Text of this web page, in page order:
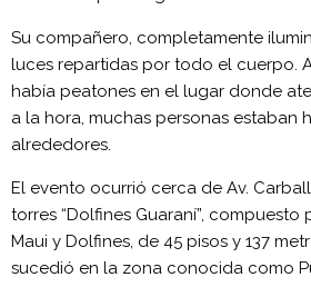
Su compañero, completamente
luces repartidas por todo el cuerpo.
había peatones en el lugar donde
a la hora, muchas personas estaban
alrededores.
El evento ocurrió cerca de Av.
torres “Dolfines Guaraní”,
Maui y Dolfines, de 45 pisos y 137
sucedió en la zona conocida como